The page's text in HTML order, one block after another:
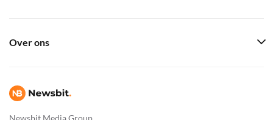
Newsbit Media Group
Over ons